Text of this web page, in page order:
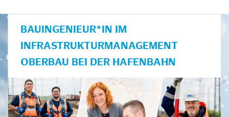
BAUINGENIEUR*IN IM
INFRASTRUKTURMANAGEMENT
OBERBAU BEI DER HAFENBAHN